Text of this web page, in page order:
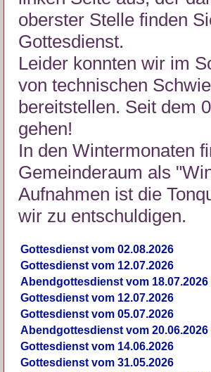
oberster Stelle finden
Gottesdienst.
Leider konnten wir im
von technischen
bereitstellen. Seit dem
gehen!
In den Wintermonaten
Gemeinderaum als
Aufnahmen ist die
wir zu entschuldigen.
Gottesdienst vom 02.08.2026
Gottesdienst vom 12.07.2026
Abendgottesdienst vom 18.07.2026
Gottesdienst vom 12.07.2026
Gottesdienst vom 05.07.2026
Abendgottesdienst vom 20.06.2026
Gottesdienst vom 14.06.2026
Gottesdienst vom 31.05.2026